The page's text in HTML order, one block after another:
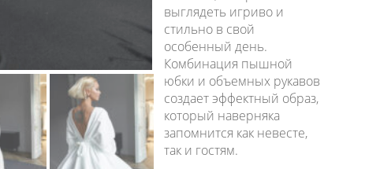
выглядеть игриво и
стильно в свой
особенный день.
Комбинация пышной
юбки и объемных рукавов
создает эффектный образ,
который наверняка
запомнится как невесте,
так и гостям.